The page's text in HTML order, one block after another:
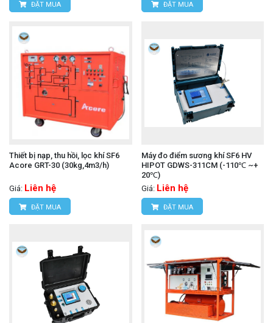
ĐẶT MUA ĐẶT MUA
Thiết bị nạp, thu hồi, lọc khí SF6
Acore GRT-30 (30kg,4m3/h)
Giá: Liên hệ
ĐẶT MUA
Máy đo điểm sương khí SF6 HV
HIPOT GDWS-311CM (-110℃ ~+
20℃)
Giá: Liên hệ
ĐẶT MUA